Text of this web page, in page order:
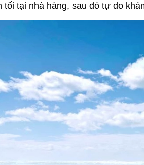
tối tại nhà hàng, sau đó tự do